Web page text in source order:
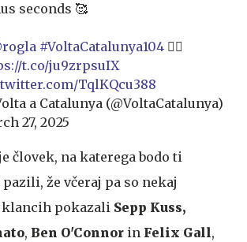
seconds 🥰
#VoltaCatalunya104 🚴‍♂️
t.co/ju9zrpsuIX
TqlKQcu388
a Catalunya (@VoltaCatalunya)
27, 2025
človek, na katerega bodo ti
že včeraj pa so nekaj
pokazali Sepp Kuss,
, Ben O'Connor in Felix Gall,